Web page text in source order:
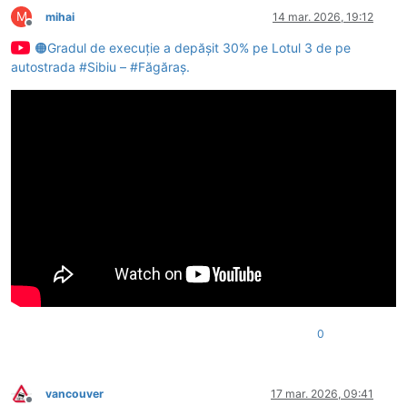
M
Deconectat
mihai 14 mar. 2026, 19:12
🟠Gradul de execuție a depășit 30% pe Lotul 3 de pe
autostrada #Sibiu – #Făgăraș.
0
Deconectat
vancouver 17 mar. 2026, 09:41